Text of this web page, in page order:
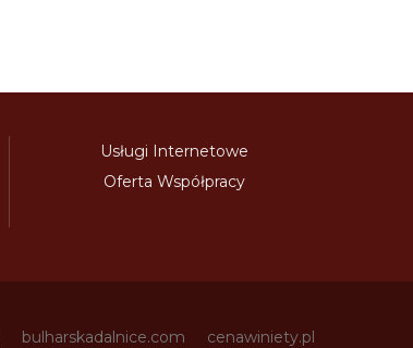
Usługi Internetowe
Oferta Współpracy
bulharskadalnice.com cenawiniety.pl